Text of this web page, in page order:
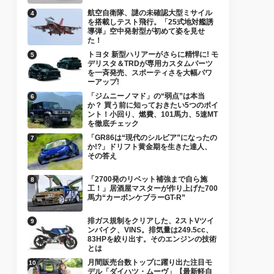
航空自衛隊、謎の未確認大型ミサイル
を搭載しテスト飛行。「25式地対艦誘
導弾」空中発射型が初めて姿を見せ
た！
トヨタ 新型ハリアーがさらに精悍に! モ
デリスタ＆TRDが専用カスタムパーツ
を一斉発売、スポーティさを大幅パワ
ーアップ!
「ジムニーノマド」の“弱点”は本当
か？ 買う前に知っておきたい5つのポイ
ント！小回り、燃費、101馬力、5速MT
を徹底チェック
「GR86は“現代のシルビア”になったの
か!?」ドリフト黄金期を生きた達人、
その答え
「2700発のリベット補強まで自ら施
工！」居酒屋マスターが作り上げた700
馬力“カーボンケブラーGT-R”
排ガス規制をクリアした、2ストVツイ
ンバイク、VINS。排気量は249.5cc、
83HPを絞り出す。そのエンジンの技術
とは
月間販売台数トップに躍り出た注目モ
デル「ダイハツ・ムーヴ」【最新軽自